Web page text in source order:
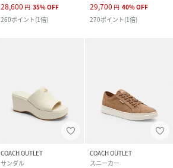
28,600 円 35%OFF
260ポイント(1倍)
29,700 円 40%OFF
270ポイント(1倍)
COACH OUTLET
サンダル
COACH OUTLET
スニーカー